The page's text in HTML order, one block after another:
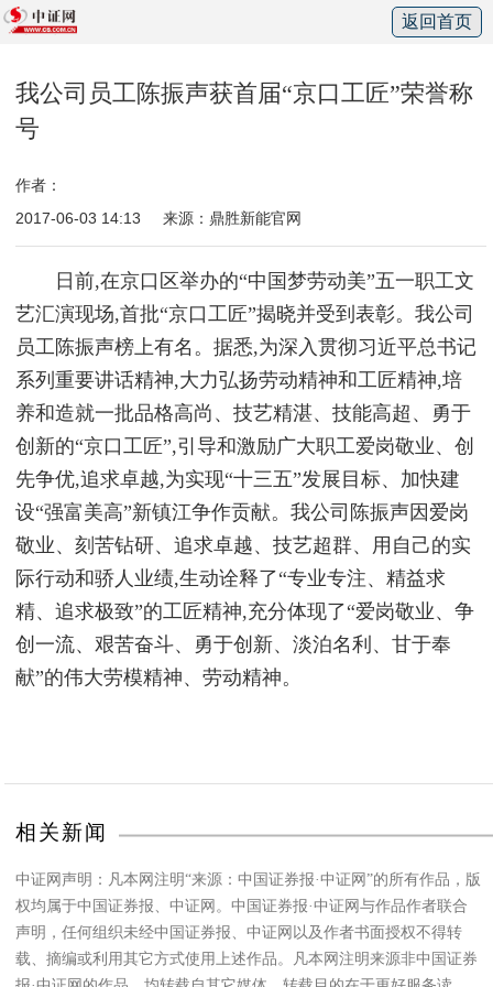
返回首页
我公司员工陈振声获首届“京口工匠”荣誉称
号
作者：
2017-06-03 14:13
来源：鼎胜新能官网
日前,在京口区举办的“中国梦劳动美”五一职工文
艺汇演现场,首批“京口工匠”揭晓并受到表彰。我公司
员工陈振声榜上有名。据悉,为深入贯彻习近平总书记
系列重要讲话精神,大力弘扬劳动精神和工匠精神,培
养和造就一批品格高尚、技艺精湛、技能高超、勇于
创新的“京口工匠”,引导和激励广大职工爱岗敬业、创
先争优,追求卓越,为实现“十三五”发展目标、加快建
设“强富美高”新镇江争作贡献。我公司陈振声因爱岗
敬业、刻苦钻研、追求卓越、技艺超群、用自己的实
际行动和骄人业绩,生动诠释了“专业专注、精益求
精、追求极致”的工匠精神,充分体现了“爱岗敬业、争
创一流、艰苦奋斗、勇于创新、淡泊名利、甘于奉
献”的伟大劳模精神、劳动精神。
相关新闻
中证网声明：凡本网注明“来源：中国证券报·中证网”的所有作品，版
权均属于中国证券报、中证网。中国证券报·中证网与作品作者联合
声明，任何组织未经中国证券报、中证网以及作者书面授权不得转
载、摘编或利用其它方式使用上述作品。凡本网注明来源非中国证券